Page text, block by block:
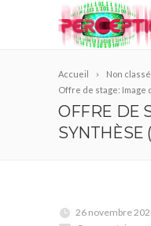
Accueil
Non classé
Offre de stage:
OFFRE DE
SYNTHÈSE
26 novembre